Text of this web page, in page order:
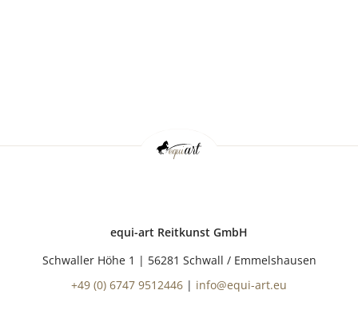
equi-art Reitkunst GmbH
Schwaller Höhe 1 | 56281 Schwall / Emmelshausen
+49 (0) 6747 9512446 | info@equi-art.eu